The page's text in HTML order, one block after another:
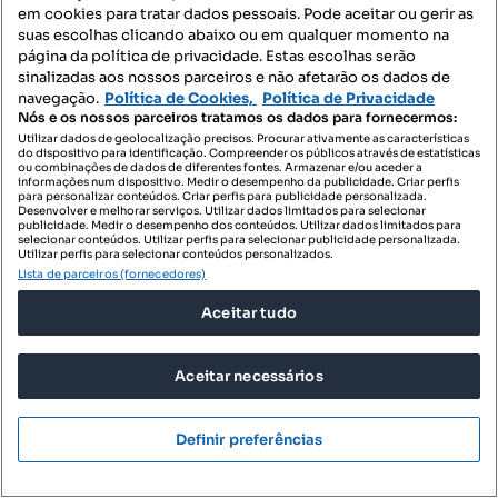
415 000 €5684,93 €/m²
Quintinha c/Moradia T2, Anexos | lote 1.945,80 m² |
Preço por metro quadrado
MilCasas - Imobiliária
em cookies para tratar dados pessoais. Pode aceitar ou gerir as
suas escolhas clicando abaixo ou em qualquer momento na
página da política de privacidade. Estas escolhas serão
sinalizadas aos nossos parceiros e não afetarão os dados de
navegação. Política de Cookies, Política de Privacidade
Nós e os nossos parceiros tratamos os dados para fornecermos:
Utilizar dados de geolocalização precisos. Procurar ativamente as características
do dispositivo para identificação. Compreender os públicos através de estatísticas
ou combinações de dados de diferentes fontes. Armazenar e/ou aceder a
informações num dispositivo. Medir o desempenho da publicidade. Criar perfis
para personalizar conteúdos. Criar perfis para publicidade personalizada.
Desenvolver e melhorar serviços. Utilizar dados limitados para selecionar
publicidade. Medir o desempenho dos conteúdos. Utilizar dados limitados para
selecionar conteúdos. Utilizar perfis para selecionar publicidade personalizada.
Utilizar perfis para selecionar conteúdos personalizados.
Lista de parceiros (fornecedores)
Aceitar tudo
Aceitar necessários
Definir preferências